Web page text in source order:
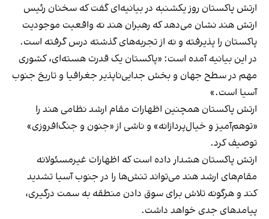
ارتش پاکستان روز یکشنبه در بیانیه‌ای گفت که سخنان رئیس
ارتش هند نشان می‌دهد که رهبران هند نه واقعیت موجودیت
پاکستان را پذیرفته و نه از تجربه‌های گذشته درس گرفته است.
در این بیانیه آمده است: «پاکستان یک قدرت هسته‌ای، کشوری
مهم در سطح جهان و بخش جدایی‌ناپذیر جغرافیا و تاریخ جنوب
آسیا است.»
ارتش پاکستان همچنین اظهارات مقام ارشد نظامی هند را
«توهم‌آمیز و خیال‌پردازانه» و ناشی از «جنون و جنگ‌افروزی»
توصیف کرد.
ارتش پاکستان هشدار داده است که اظهارات غیرمسئولانه
مقام‌های ارشد هند می‌تواند تنش‌ها را در جنوب آسیا تشدید
کند و هرگونه تلاش برای سوق دادن منطقه به سمت درگیری،
پیامدهای جدی خواهد داشت.